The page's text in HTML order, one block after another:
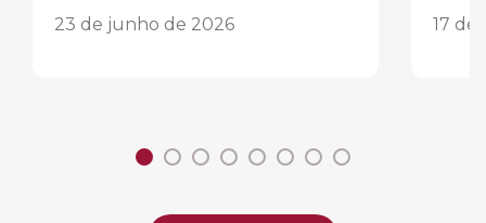
23 de junho de 2026 17 de